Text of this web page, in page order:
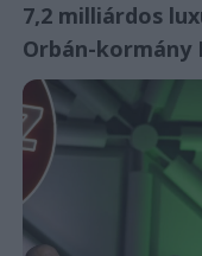
7,2 milliárdos
Orbán-kormány